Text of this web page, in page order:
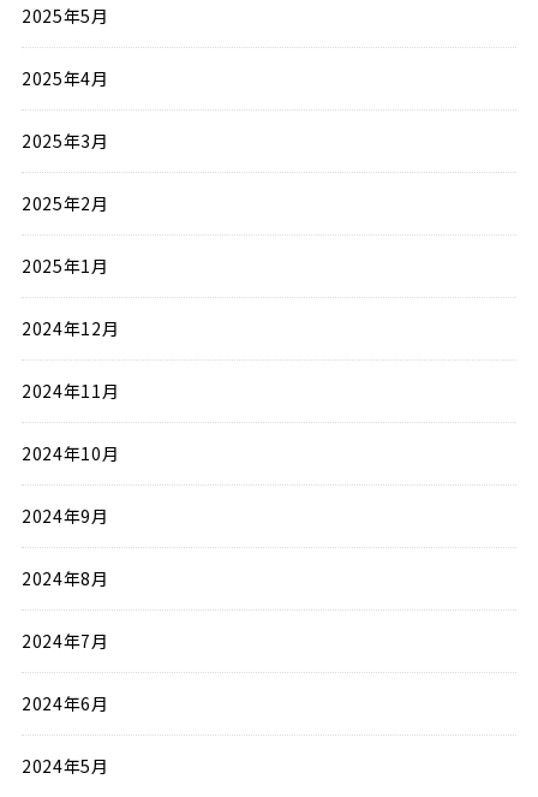
2025年5月
2025年4月
2025年3月
2025年2月
2025年1月
2024年12月
2024年11月
2024年10月
2024年9月
2024年8月
2024年7月
2024年6月
2024年5月